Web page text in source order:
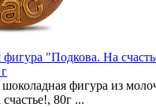
"Подкова. На
фигура из
80г ...